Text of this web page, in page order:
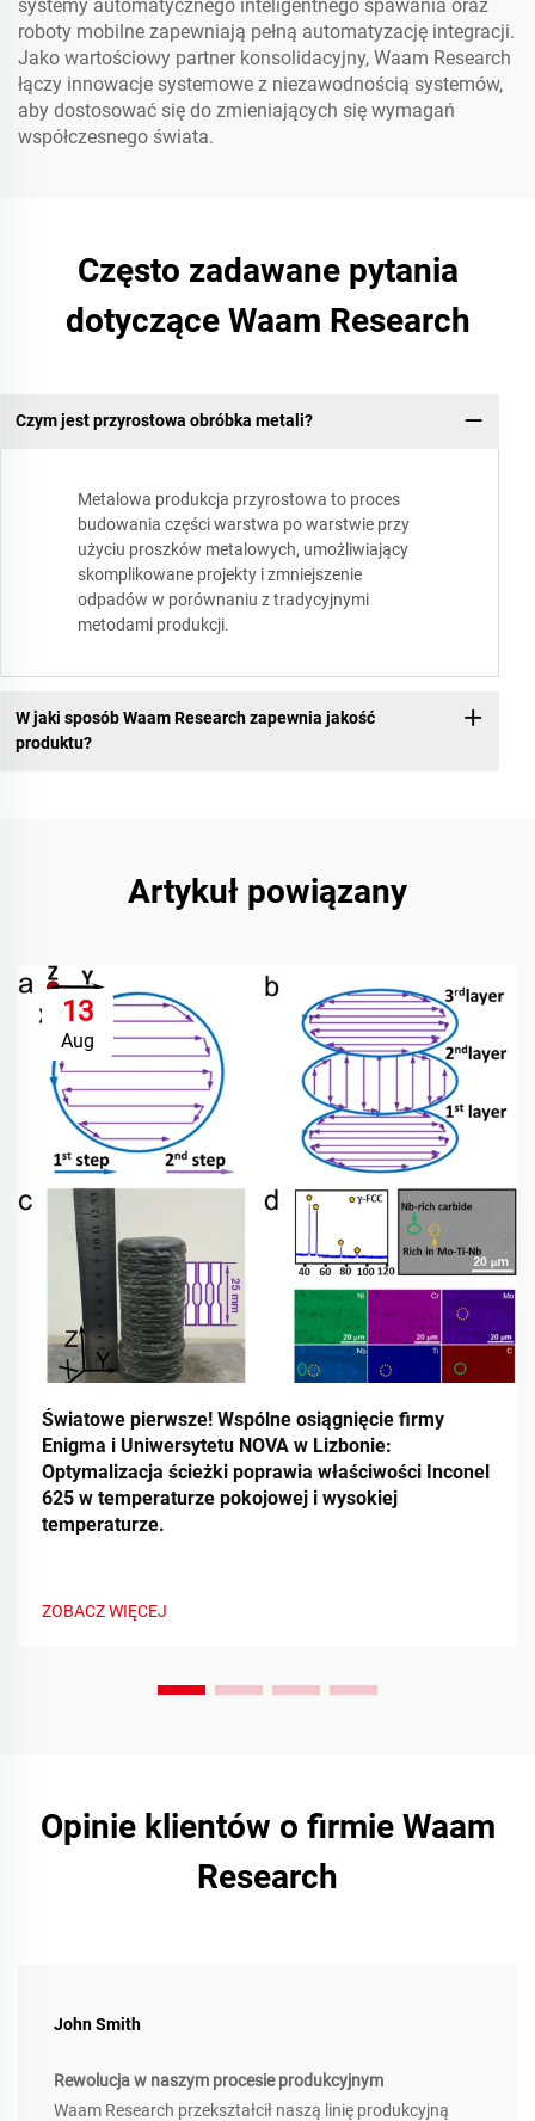
systemy automatycznego inteligentnego spawania oraz
roboty mobilne zapewniają pełną automatyzację integracji.
Jako wartościowy partner konsolidacyjny, Waam Research
łączy innowacje systemowe z niezawodnością systemów,
aby dostosować się do zmieniających się wymagań
współczesnego świata.
Często zadawane pytania
dotyczące Waam Research
Czym jest przyrostowa obróbka metali?
Metalowa produkcja przyrostowa to proces
budowania części warstwa po warstwie przy
użyciu proszków metalowych, umożliwiający
skomplikowane projekty i zmniejszenie
odpadów w porównaniu z tradycyjnymi
metodami produkcji.
W jaki sposób Waam Research zapewnia jakość
produktu?
Artykuł powiązany
13
Aug
Światowe pierwsze! Wspólne osiągnięcie firmy
Enigma i Uniwersytetu NOVA w Lizbonie:
Optymalizacja ścieżki poprawia właściwości Inconel
625 w temperaturze pokojowej i wysokiej
temperaturze.
ZOBACZ WIĘCEJ
Opinie klientów o firmie Waam
Research
John Smith
Rewolucja w naszym procesie produkcyjnym
Waam Research przekształcił naszą linię produkcyjną